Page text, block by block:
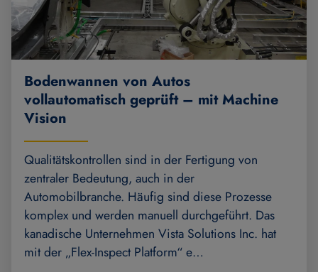
Bodenwannen von Autos
vollautomatisch geprüft – mit Machine
Vision
Qualitätskontrollen sind in der Fertigung von
zentraler Bedeutung, auch in der
Automobilbranche. Häufig sind diese Prozesse
komplex und werden manuell durchgeführt. Das
kanadische Unternehmen Vista Solutions Inc. hat
mit der „Flex-Inspect Platform“ e…